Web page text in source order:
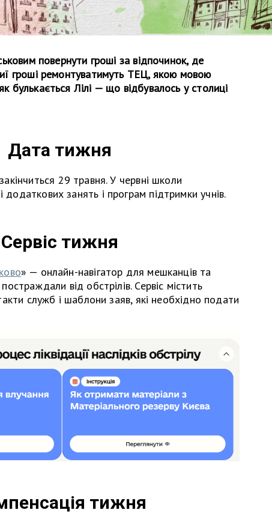
повернути гроші за відпочинок, де
гроші ремонтуватимуть ТЕЦ, якою мовою
булькається Лілі — що відбувалось у столиці
Дата тижня
29 травня. У червні школи
занять і програм підтримки учнів.
Сервіс тижня
» — онлайн-навігатор для мешканців та
від обстрілів. Сервіс містить
служб і шаблони заяв, які необхідно подати
тижня